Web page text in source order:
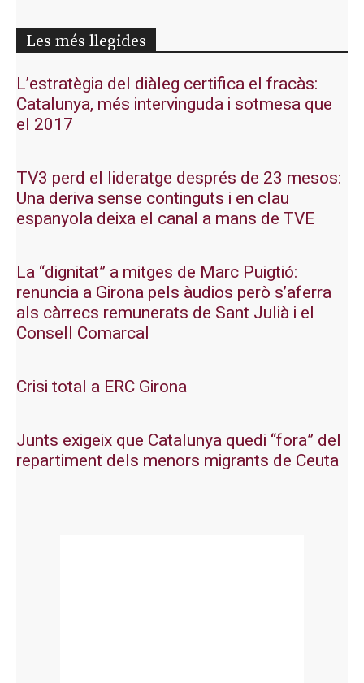
Les més llegides
L’estratègia del diàleg certifica el fracàs:
Catalunya, més intervinguda i sotmesa que
el 2017
TV3 perd el lideratge després de 23 mesos:
Una deriva sense continguts i en clau
espanyola deixa el canal a mans de TVE
La “dignitat” a mitges de Marc Puigtió:
renuncia a Girona pels àudios però s’aferra
als càrrecs remunerats de Sant Julià i el
Consell Comarcal
Crisi total a ERC Girona
Junts exigeix que Catalunya quedi “fora” del
repartiment dels menors migrants de Ceuta